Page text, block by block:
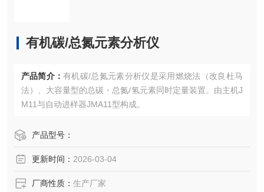
有机碳/总氮元素分析仪
产品简介： 有机碳/总氮元素分析仪是采用燃烧法（改良杜马
法）、大容量型的总碳・总氮/氢元素同时定量装置。由主机J
M11与自动进样器JMA11型构成。
产品型号：
更新时间： 2026-03-04
厂商性质： 生产厂家